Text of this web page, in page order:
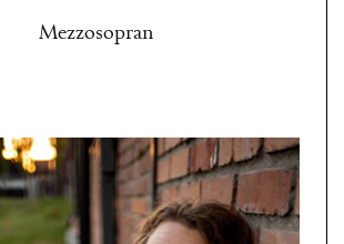
Mezzosopran